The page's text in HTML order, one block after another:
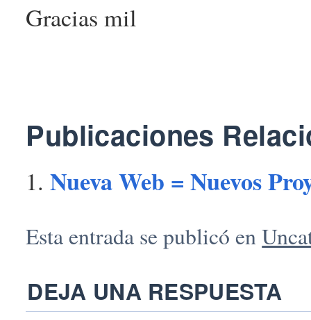
Gracias mil
Publicaciones
Nueva Web = Nuevos
Esta entrada se publicó en
DEJA UNA RESPUESTA